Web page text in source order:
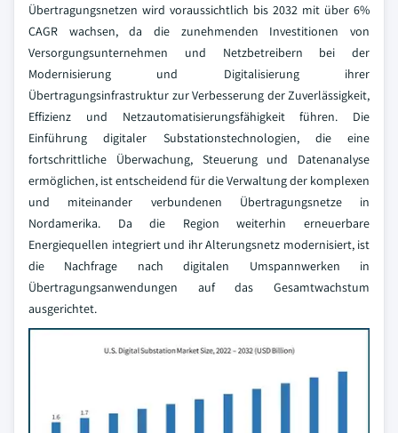
Übertragungsnetzen wird voraussichtlich bis 2032 mit über 6%
CAGR wachsen, da die zunehmenden Investitionen von
Versorgungsunternehmen und Netzbetreibern bei der
Modernisierung und Digitalisierung ihrer
Übertragungsinfrastruktur zur Verbesserung der Zuverlässigkeit,
Effizienz und Netzautomatisierungsfähigkeit führen. Die
Einführung digitaler Substationstechnologien, die eine
fortschrittliche Überwachung, Steuerung und Datenanalyse
ermöglichen, ist entscheidend für die Verwaltung der komplexen
und miteinander verbundenen Übertragungsnetze in
Nordamerika. Da die Region weiterhin erneuerbare
Energiequellen integriert und ihr Alterungsnetz modernisiert, ist
die Nachfrage nach digitalen Umspannwerken in
Übertragungsanwendungen auf das Gesamtwachstum
ausgerichtet.